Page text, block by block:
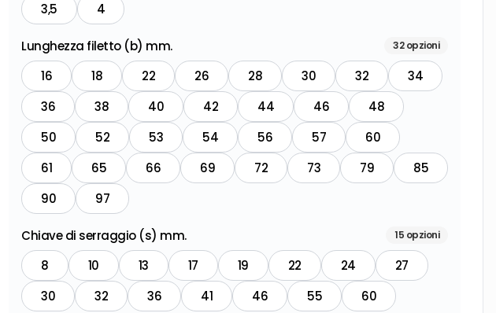
3,5
4
Lunghezza filetto (b) mm. 32 opzioni
16 18 22 26 28 30 32
34
36
38 40 42 44 46
48
50
52 53 54 56 57
60
61
65 66 69 72 73 79
85
90
97
Chiave di serraggio (s) mm. 15 opzioni
8 10 13 17 19 22 24
27
30
32 36 41 46 55
60